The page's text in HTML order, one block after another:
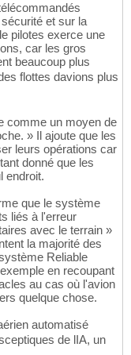
et sur la
pilotes exerce une
car les gros
beaucoup plus
flottes davions plus
comme un moyen de
» Il ajoute que les
leurs opérations car
donné que les
endroit.
que le système
liés à l'erreur
avec le terrain »
la majorité des
Reliable
en recoupant
au cas où l'avion
quelque chose.
automatisé
de lIA, un